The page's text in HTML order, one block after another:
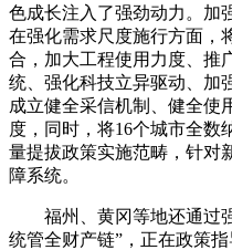
色成长注入了强劲动力。加
在强化需求尺度施行方面，
合，加大工程使用力度、推
统、强化科技立异驱动、加
成立健全采信机制、健全使
度，同时，将16个城市全数
量提拔政策实施范畴，针对
障系统。
福州、黄冈等地还通过强
统管全财产链”，正在政策